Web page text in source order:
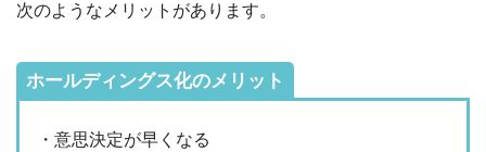
次のようなメリットがあります。
ホールディングス化のメリット
・意思決定が早くなる